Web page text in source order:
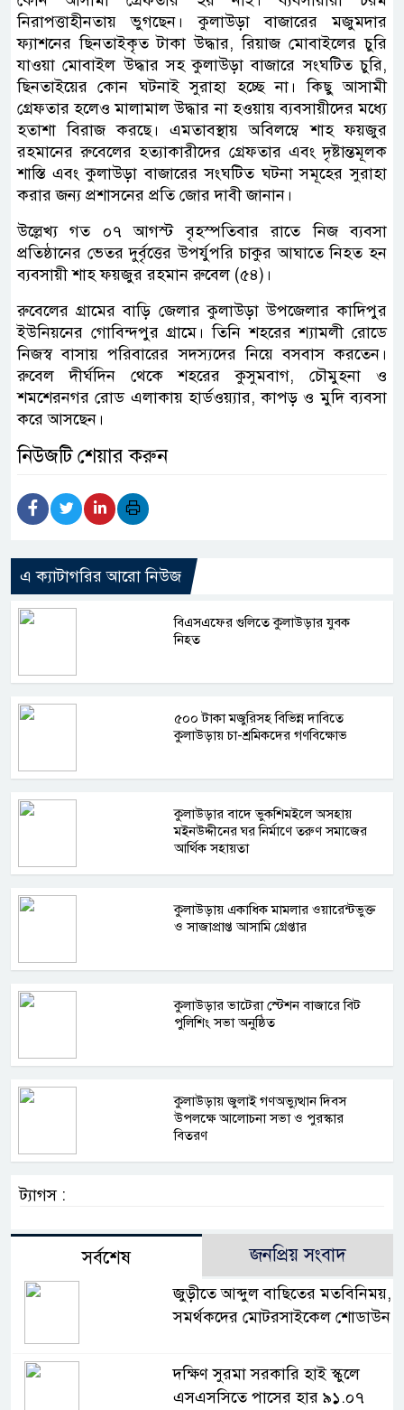
নিরাপত্তাহীনতায় ভুগছেন। কুলাউড়া বাজারের মজুমদার
ফ্যাশনের ছিনতাইকৃত টাকা উদ্ধার, রিয়াজ মোবাইলের চুরি
যাওয়া মোবাইল উদ্ধার সহ কুলাউড়া বাজারে সংঘটিত চুরি,
ছিনতাইয়ের কোন ঘটনাই সুরাহা হচ্ছে না। কিছু আসামী
গ্রেফতার হলেও মালামাল উদ্ধার না হওয়ায় ব্যবসায়ীদের মধ্যে
হতাশা বিরাজ করছে। এমতাবস্থায় অবিলম্বে শাহ ফয়জুর
রহমানের রুবেলের হত্যাকারীদের গ্রেফতার এবং দৃষ্টান্তমূলক
শাস্তি এবং কুলাউড়া বাজারের সংঘটিত ঘটনা সমূহের সুরাহা
করার জন্য প্রশাসনের প্রতি জোর দাবী জানান।
উল্লেখ্য গত ০৭ আগস্ট বৃহস্পতিবার রাতে নিজ ব্যবসা
প্রতিষ্ঠানের ভেতর দুর্বৃত্তের উপর্যুপরি চাকুর আঘাতে নিহত হন
ব্যবসায়ী শাহ ফয়জুর রহমান রুবেল (৫৪)।
রুবেলের গ্রামের বাড়ি জেলার কুলাউড়া উপজেলার কাদিপুর
ইউনিয়নের গোবিন্দপুর গ্রামে। তিনি শহরের শ্যামলী রোডে
নিজস্ব বাসায় পরিবারের সদস্যদের নিয়ে বসবাস করতেন।
রুবেল দীর্ঘদিন থেকে শহরের কুসুমবাগ, চৌমুহনা ও
শমশেরনগর রোড এলাকায় হার্ডওয়্যার, কাপড় ও মুদি ব্যবসা
করে আসছেন।
নিউজটি শেয়ার করুন
এ ক্যাটাগরির আরো নিউজ
বিএসএফের গুলিতে কুলাউড়ার যুবক
নিহত
৫০০ টাকা মজুরিসহ বিভিন্ন দাবিতে
কুলাউড়ায় চা-শ্রমিকদের গণবিক্ষোভ
কুলাউড়ার বাদে ভুকশিমইলে অসহায়
মইনউদ্দীনের ঘর নির্মাণে তরুণ সমাজের
আর্থিক সহায়তা
কুলাউড়ায় একাধিক মামলার ওয়ারেন্টভুক্ত
ও সাজাপ্রাপ্ত আসামি গ্রেপ্তার
কুলাউড়ার ভাটেরা স্টেশন বাজারে বিট
পুলিশিং সভা অনুষ্ঠিত
কুলাউড়ায় জুলাই গণঅভ্যুত্থান দিবস
উপলক্ষে আলোচনা সভা ও পুরস্কার
বিতরণ
ট্যাগস :
সর্বশেষ জনপ্রিয় সংবাদ
জুড়ীতে আব্দুল বাছিতের মতবিনিময়,
সমর্থকদের মোটরসাইকেল শোডাউন
দক্ষিণ সুরমা সরকারি হাই স্কুলে
এসএসসিতে পাসের হার ৯১.০৭